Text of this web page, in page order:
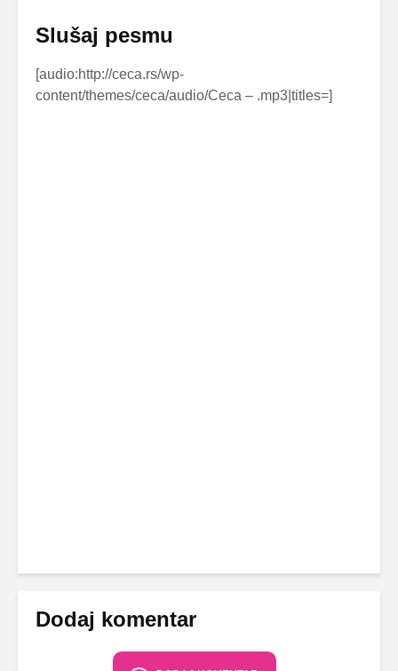
Slušaj pesmu
[audio:http://ceca.rs/wp-
content/themes/ceca/audio/Ceca – .mp3|titles=]
Dodaj komentar